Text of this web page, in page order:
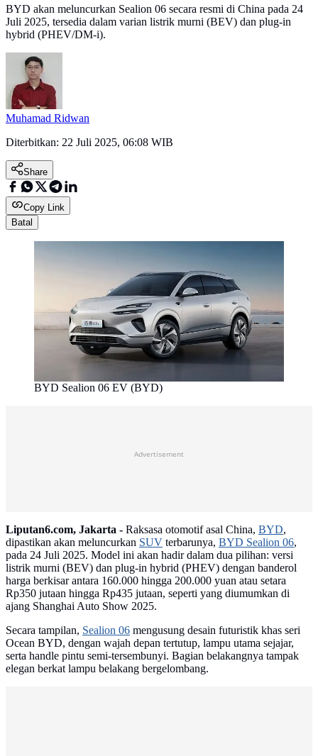
BYD akan meluncurkan Sealion 06 secara resmi di China pada 24
Juli 2025, tersedia dalam varian listrik murni (BEV) dan plug-in
hybrid (PHEV/DM-i).
Muhamad Ridwan
Diterbitkan: 22 Juli 2025, 06:08 WIB
Share
Copy Link
Batal
BYD Sealion 06 EV (BYD)
Advertisement
Liputan6.com, Jakarta - Raksasa otomotif asal China, BYD,
dipastikan akan meluncurkan SUV terbarunya, BYD Sealion 06,
pada 24 Juli 2025. Model ini akan hadir dalam dua pilihan: versi
listrik murni (BEV) dan plug-in hybrid (PHEV) dengan banderol
harga berkisar antara 160.000 hingga 200.000 yuan atau setara
Rp350 jutaan hingga Rp435 jutaan, seperti yang diumumkan di
ajang Shanghai Auto Show 2025.
Secara tampilan, Sealion 06 mengusung desain futuristik khas seri
Ocean BYD, dengan wajah depan tertutup, lampu utama sejajar,
serta handle pintu semi-tersembunyi. Bagian belakangnya tampak
elegan berkat lampu belakang bergelombang.